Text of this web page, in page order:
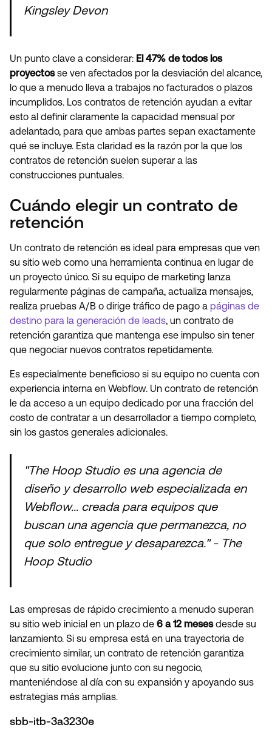
Kingsley Devon
Un punto clave a considerar: El 47% de todos los
proyectosse ven afectados por la desviación del alcance,
lo que a menudo lleva a trabajos no facturados o plazos
incumplidos. Los contratos de retención ayudan a evitar
esto al definir claramente la capacidad mensual por
adelantado, para que ambas partes sepan exactamente
qué se incluye. Esta claridad es la razón por la que los
contratos de retención suelen superar a las
construcciones puntuales.
Cuándo elegir un contrato de
retención
Un contrato de retención es ideal para empresas que ven
su sitio web como una herramienta continua en lugar de
un proyecto único. Si su equipo de marketing lanza
regularmente páginas de campaña, actualiza mensajes,
realiza pruebas A/B o dirige tráfico de pago a páginas de
destino para la generación de leads, un contrato de
retención garantiza que mantenga ese impulso sin tener
que negociar nuevos contratos repetidamente.
Es especialmente beneficioso si su equipo no cuenta con
experiencia interna en Webflow. Un contrato de retención
le da acceso a un equipo dedicado por una fracción del
costo de contratar a un desarrollador a tiempo completo,
sin los gastos generales adicionales.
"The Hoop Studio es una agencia de
diseño y desarrollo web especializada en
Webflow... creada para equipos que
buscan una agencia que permanezca, no
que solo entregue y desaparezca." - The
Hoop Studio
Las empresas de rápido crecimiento a menudo superan
su sitio web inicial en un plazo de 6 a 12 mesesdesde su
lanzamiento. Si su empresa está en una trayectoria de
crecimiento similar, un contrato de retención garantiza
que su sitio evolucione junto con su negocio,
manteniéndose al día con su expansión y apoyando sus
estrategias más amplias.
sbb-itb-3a3230e